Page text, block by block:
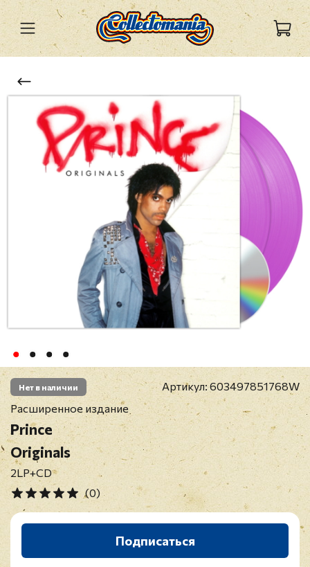
Нет в наличии Артикул: 603497851768W
Расширенное издание
Prince
Originals
2LP+CD
(0)
Подписаться